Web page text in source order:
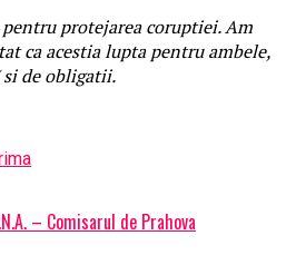
protejarea coruptiei. Am
ca acestia lupta pentru ambele,
de obligatii.
– Comisarul de Prahova